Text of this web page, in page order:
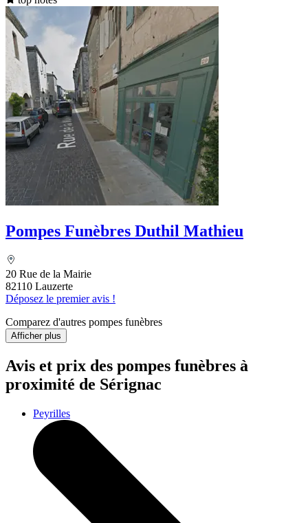
Pompes Funèbres Duthil Mathieu
20 Rue de la Mairie
82110 Lauzerte
Déposez le premier avis !
Comparez d'autres pompes funèbres
Afficher plus
Avis et prix des pompes funèbres à
proximité de Sérignac
Peyrilles